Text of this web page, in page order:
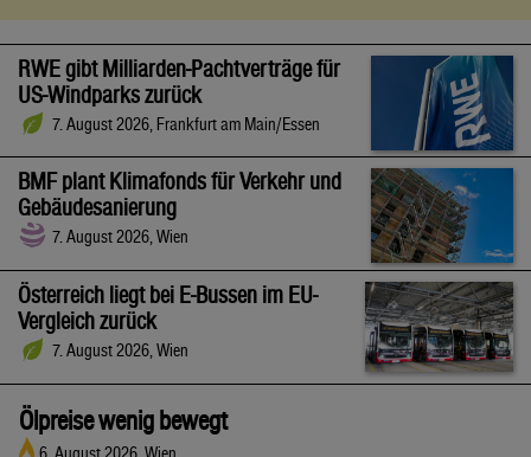
RWE gibt Milliarden-Pachtverträge für
US-Windparks zurück
7. August 2026, Frankfurt am Main/Essen
BMF plant Klimafonds für Verkehr und
Gebäudesanierung
7. August 2026, Wien
Österreich liegt bei E-Bussen im EU-
Vergleich zurück
7. August 2026, Wien
Ölpreise wenig bewegt